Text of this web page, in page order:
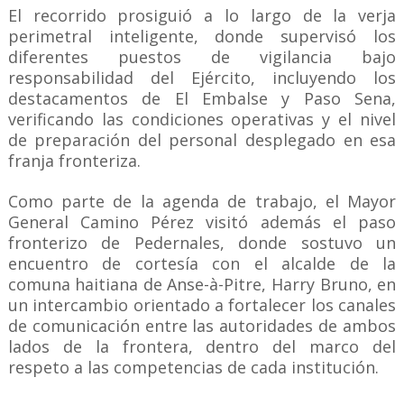
El recorrido prosiguió a lo largo de la verja
perimetral inteligente, donde supervisó los
diferentes puestos de vigilancia bajo
responsabilidad del Ejército, incluyendo los
destacamentos de El Embalse y Paso Sena,
verificando las condiciones operativas y el nivel
de preparación del personal desplegado en esa
franja fronteriza.
Como parte de la agenda de trabajo, el Mayor
General Camino Pérez visitó además el paso
fronterizo de Pedernales, donde sostuvo un
encuentro de cortesía con el alcalde de la
comuna haitiana de Anse-à-Pitre, Harry Bruno, en
un intercambio orientado a fortalecer los canales
de comunicación entre las autoridades de ambos
lados de la frontera, dentro del marco del
respeto a las competencias de cada institución.